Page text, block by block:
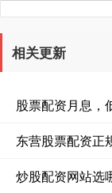
相关更新
股票配资月息，
东营股票配资正
炒股配资网站选